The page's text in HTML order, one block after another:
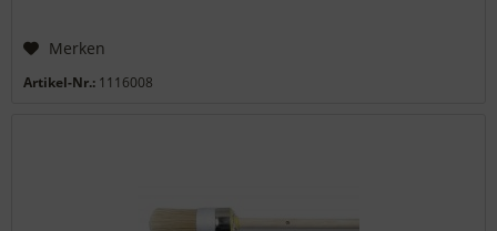
Merken
Artikel-Nr.: 1116008